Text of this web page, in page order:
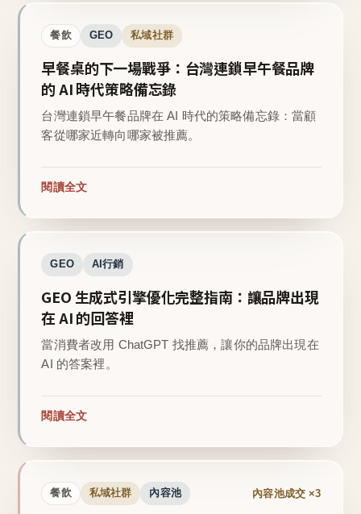
餐飲 GEO 私域社群
早餐桌的下一場戰爭：台灣連鎖早午餐品牌
的 AI 時代策略備忘錄
台灣連鎖早午餐品牌在 AI 時代的策略備忘錄：當顧
客從哪家近轉向哪家被推薦。
閱讀全文
GEO AI行銷
GEO 生成式引擎優化完整指南：讓品牌出現
在 AI 的回答裡
當消費者改用 ChatGPT 找推薦，讓你的品牌出現在
AI 的答案裡。
閱讀全文
餐飲 私域社群 內容池 內容池成交 ×3